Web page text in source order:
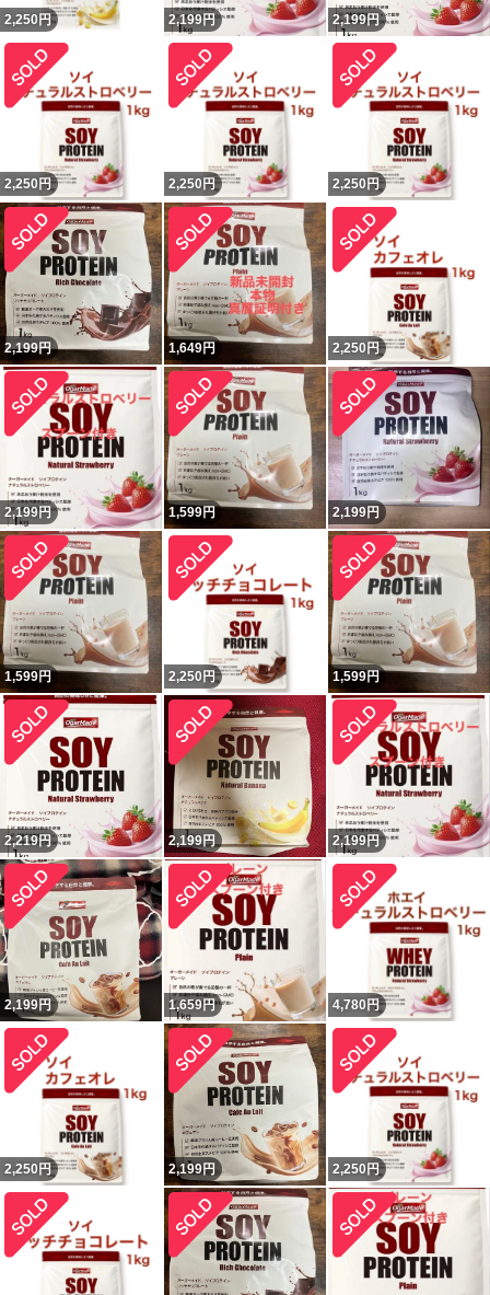
2,250 円 2,199円 2,199円
2,250 円 2,250 円 2,250 円
2,199円 1,649円 2,250 円
2,199円 1,599円 2,199円
1,599円 2,250 円 1,599円
2,219円 2,199円 2,199円
2,199円 1,659円 4,780 円
2,250 円 2,199円 2,250 円